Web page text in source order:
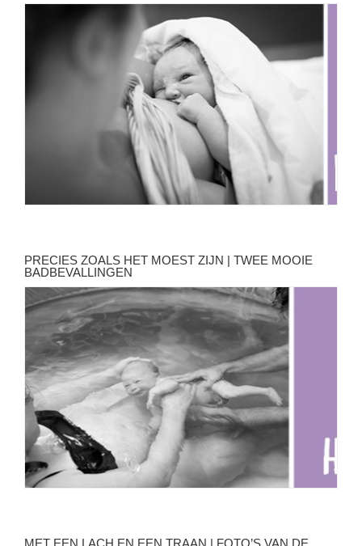
PRECIES ZOALS HET MOEST ZIJN | TWEE MOOIE
BADBEVALLINGEN
MET EEN LACH EN EEN TRAAN | FOTO’S VAN DE